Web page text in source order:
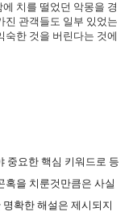
치를 떨었던 악몽을 경
진 관객들도 일부 있었는
숙한 것을 버린다는 것에
중요한 핵심 키워드로 등
혹을 치룬것만큼은 사실
확한 해설은 제시되지